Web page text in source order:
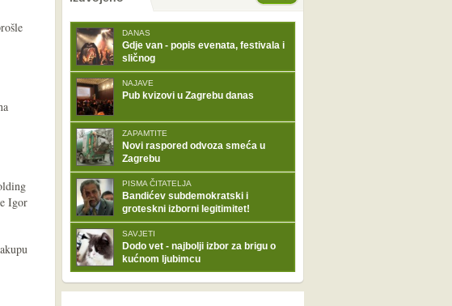
Igor
DANAS
Gdje van - popis evenata, festivala i
sličnog
NAJAVE
Pub kvizovi u Zagrebu danas
ZAPAMTITE
Novi raspored odvoza smeća u
Zagrebu
PISMA ČITATELJA
Bandićev subdemokratski i
groteskni izborni legitimitet!
SAVJETI
Dodo vet - najbolji izbor za brigu o
kućnom ljubimcu